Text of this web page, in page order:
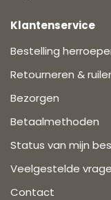
Klantenservice
Bestelling
Retourneren &
Bezorgen
Betaalmethoden
Status van mijn
Veelgestelde
Contact